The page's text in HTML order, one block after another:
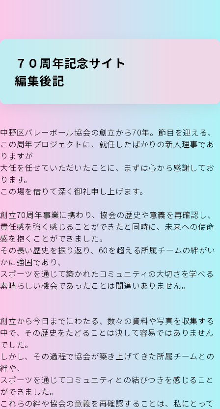
７０周年記念サイト
編集後記
中野区バレーボール協会の創立から70年。節目を迎える、
この周年プロジェクトに、就任したばかりの新人理事であ
りますが
大任を任せていただいたことに、まずは心から感謝してお
ります。
この場を借りて深く御礼申し上げます。
創立70周年事業に携わり、協会の歴史や意義を再確認し、
責任感を強く感じることができたと同時に、未来への使命
感を抱くことができました。
その長い歴史を振り返り、60を超える所属チームの絆がい
かに強固であり、
スポーツを通じて築かれたコミュニティの大切さを学べる
素晴らしい機会であったことは間違いありません。
創立から今日までにわたる、数々の資料や写真を収集する
中で、その歴史をたどることは決して容易ではありません
でした。
しかし、その過程で協会が築き上げてきた所属チームとの
絆や、
スポーツを通じてコミュニティとの結びつきを感じること
ができました。
これらの絆や協会の意義を再確認することは、私にとって